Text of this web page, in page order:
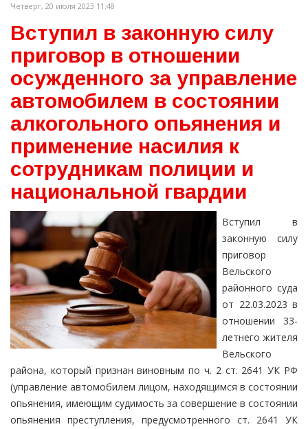
Четверг, 20 июля 2023 11:48
Вступил в законную силу
приговор в отношении
осужденного за управление
автомобилем в состоянии
алкогольного опьянения и
применение насилия к
сотрудникам полиции и
национальной гвардии
Вступил в
законную силу
приговор
Вельского
районного суда
от 22.03.2023 в
отношении 33-
летнего жителя
Вельского
района, который признан виновным по ч. 2 ст. 2641 УК РФ
(управление автомобилем лицом, находящимся в состоянии
опьянения, имеющим судимость за совершение в состоянии
опьянения преступления, предусмотренного ст. 2641 УК